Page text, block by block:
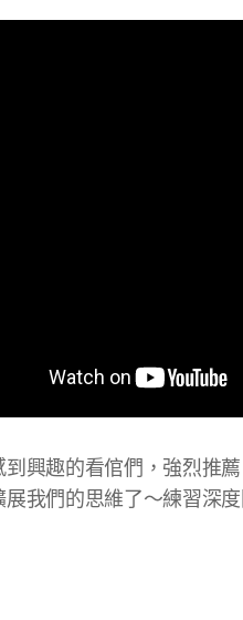
興趣的看倌們，強烈推
我們的思維了～練習深